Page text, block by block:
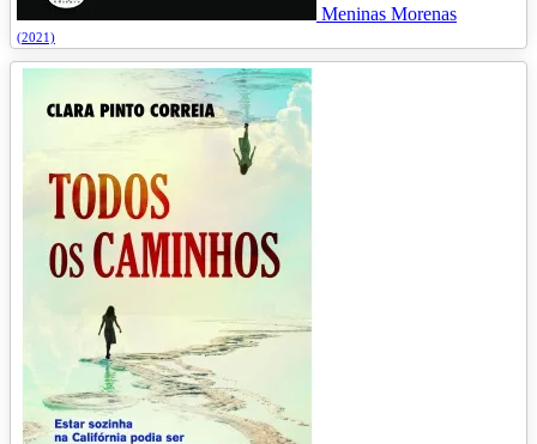
Meninas Morenas
(2021)